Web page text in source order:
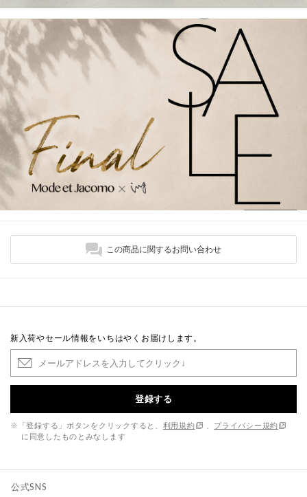
この商品に関するお問い合わせ
新入荷やセール情報をいちはやくお届けします。
登録する
※「登録する」ボタンをクリックすると、 利用規約
プライバシー規約
に同意したものとみなします
公式SNS